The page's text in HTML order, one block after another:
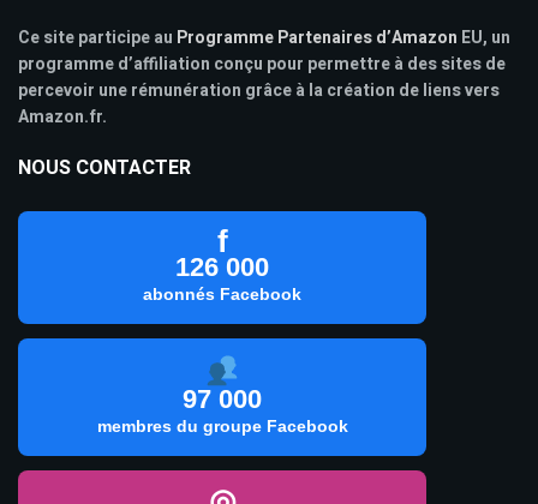
Ce site participe au Programme Partenaires d’Amazon EU, un
programme d’affiliation conçu pour permettre à des sites de
percevoir une rémunération grâce à la création de liens vers
Amazon.fr.
NOUS CONTACTER
f
126 000
abonnés Facebook
97 000
membres du groupe Facebook